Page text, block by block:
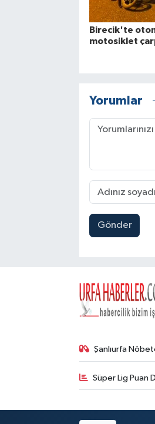
Birecik'te
motosiklet
Yorumlar
Gönder
Şanlıurfa
Süper Lig Puan